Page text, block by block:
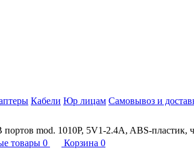
Кабели Юр лицам Самовывоз и
портов mod. 1010P, 5V1-2.4A, ABS-пластик,
товары 0 Корзина 0